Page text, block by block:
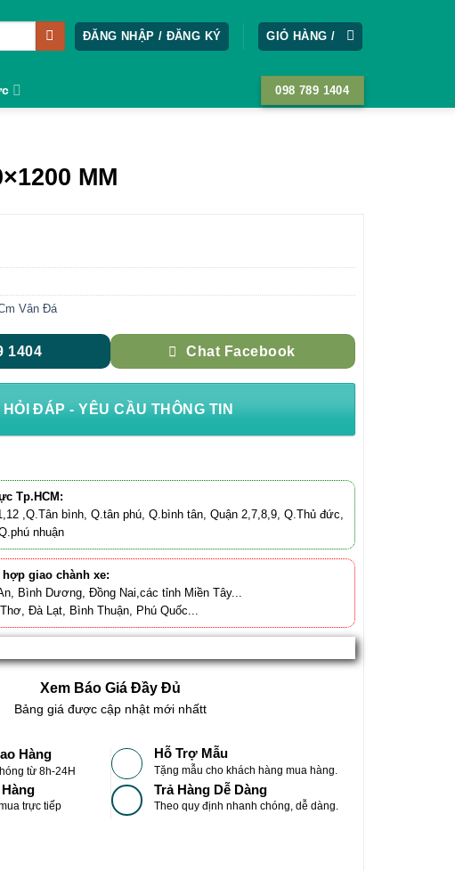
ĐĂNG NHẬP / ĐĂNG KÝ GIỎ HÀNG /
098 789 1404
MM
Vân Đá
1404 Chat Facebook
HỎI ĐÁP - YÊU CẦU THÔNG TIN
Tp.HCM:
,Q.Tân bình, Q.tân phú, Q.bình tân, Quận 2,7,8,9, Q.Thủ đức,
nhuận
giao chành xe:
Bình Dương, Đồng Nai,các tỉnh Miền Tây...
Đà Lạt, Bình Thuận, Phú Quốc...
Xem Báo Giá Đầy Đủ
Bảng giá được cập nhật mới nhấtt
Hàng
từ 8h-24H
Hỗ Trợ Mẫu
Tặng mẫu cho khách hàng mua hàng.
trực tiếp
Trả Hàng Dễ Dàng
Theo quy định nhanh chóng, dễ dàng.